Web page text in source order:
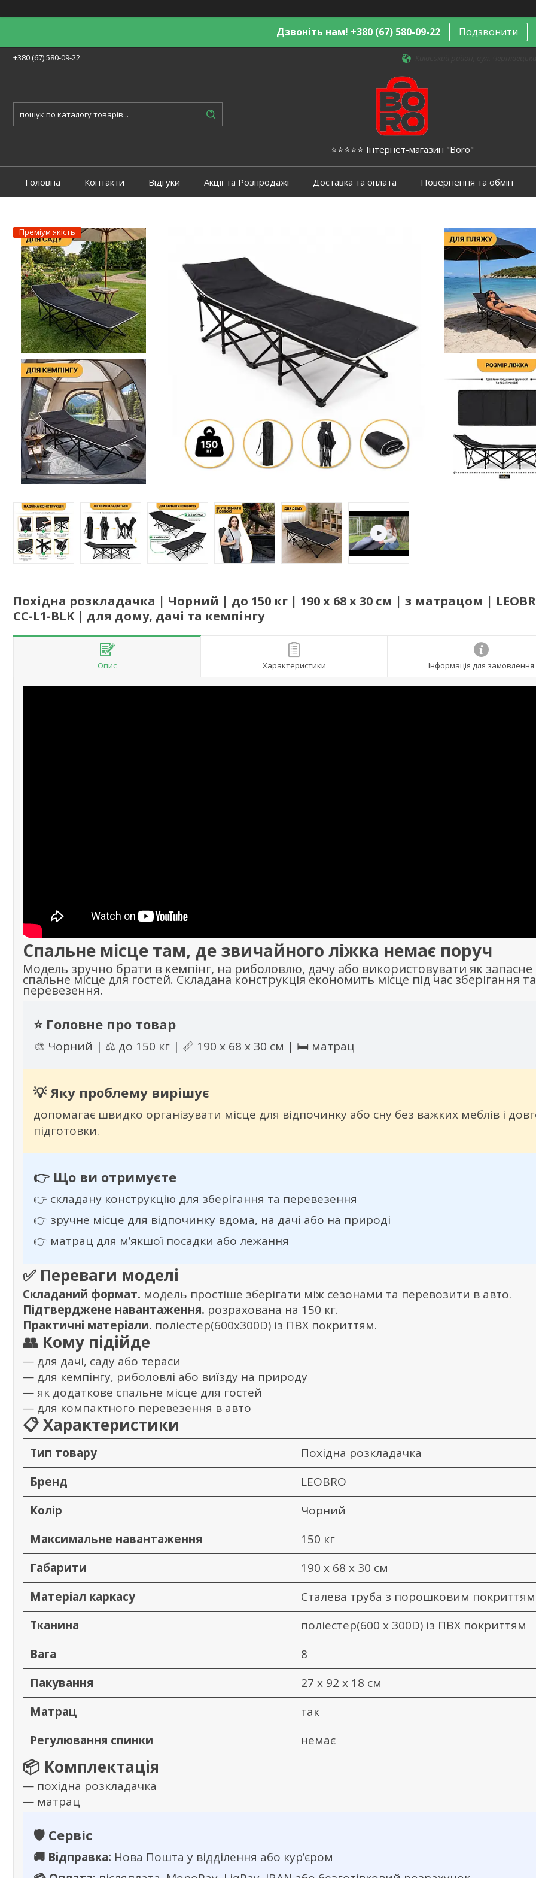
Дзвоніть нам! +380 (67) 580-09-22 Подзвонити
+380 (67) 580-09-22
⭐️⭐️⭐️⭐️⭐️ Інтернет-магазин "Boro"
Головна Контакти Відгуки Акції та Розпродажі Доставка та оплата Повернення та обмін
Преміум якість
Похідна розкладачка | Чорний | до 150 кг | 190 х 68 х 30 см | з матрацом |
CC-L1-BLK | для дому, дачі та кемпінгу
Опис Характеристики Інформація для замовлення
Спальне місце там, де звичайного ліжка немає поруч
Модель зручно брати в кемпінг, на риболовлю, дачу або використовувати як запасне
спальне місце для гостей. Складана конструкція економить місце під час зберігання та
перевезення.
⭐ Головне про товар
🎨 Чорний | ⚖️ до 150 кг | 📏 190 х 68 х 30 см | 🛏️ матрац
💡 Яку проблему вирішує
допомагає швидко організувати місце для відпочинку або сну без важких меблів і
підготовки.
👉 Що ви отримуєте
👉 складану конструкцію для зберігання та перевезення
👉 зручне місце для відпочинку вдома, на дачі або на природі
👉 матрац для м’якшої посадки або лежання
✅ Переваги моделі
Складаний формат. модель простіше зберігати між сезонами та перевозити в авто.
Підтверджене навантаження. розрахована на 150 кг.
Практичні матеріали. поліестер(600х300D) із ПВХ покриттям.
👥 Кому підійде
— для дачі, саду або тераси
— для кемпінгу, риболовлі або виїзду на природу
— як додаткове спальне місце для гостей
— для компактного перевезення в авто
📋 Характеристики
Тип товару
Похідна розкладачка
Бренд
LEOBRO
Колір
Чорний
Максимальне навантаження
150 кг
Габарити
190 х 68 х 30 см
Матеріал каркасу
Сталева труба з порошковим покриттям
Тканина
поліестер(600 х 300D) із ПВХ покриттям
Вага
8
Пакування
27 х 92 х 18 см
Матрац
так
Регулювання спинки
немає
📦 Комплектація
— похідна розкладачка
— матрац
🛡️ Сервіс
🚚 Відправка: Нова Пошта у відділення або кур’єром